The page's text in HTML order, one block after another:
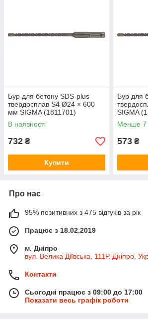
Бур для бетону SDS-plus
твердосплав S4 Ø24 × 600
мм SIGMA (1811701)
В наявності
732 ₴
Купити
Бур для
SIGMA
Менше 7
573 ₴
Про нас
95% позитивних з 475 відгуків за рік
Працює з 18.02.2019
м. Дніпро
вул. Велика Діївська, 111Р, Дніпро,
Контакти
Сьогодні працює з 09:00 до 17:00
Показати весь графік роботи